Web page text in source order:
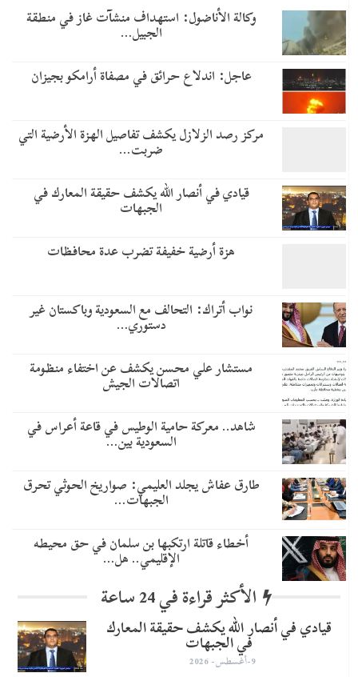
وكالة الأناضول: استهداف منشآت غاز في منطقة
الجبيل…
عاجل: اندلاع حرائق في مصفاة أرامكو بجيزان
مركز رصد الزلازل يكشف تفاصيل الهزة الأرضية التي
ضربت…
قيادي في أنصار الله يكشف حقيقة المعارك في
الجبهات
هزة أرضية خفيفة تضرب عدة محافظات
نواب أتراك: التحالف مع السعودية وباكستان غير
دستوري…
مستشار علي محسن يكشف عن اختفاء منظومة
اتصالات الجيش
شاهد.. معركة حامية الوطيس في قاعة أعراس في
السعودية بين…
طارق عفاش يجلد العليمي: صواريخ الحوثي تحرق
الجبهات…
أخطاء قاتلة ارتكبها بن سلمان في حق محيطه
الإقليمي.. هل…
الأكثر قراءة في 24 ساعة
قيادي في أنصار الله يكشف حقيقة المعارك
في الجبهات
9-أغسطس- 2026